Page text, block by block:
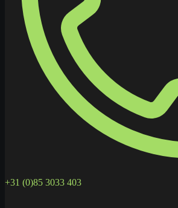
+31 (0)85 3033 403